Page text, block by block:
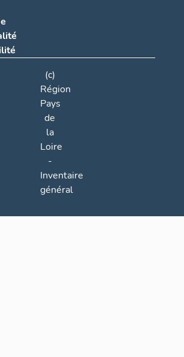
(c)
Région
Pays
de
la
Loire
-
Inventaire
général